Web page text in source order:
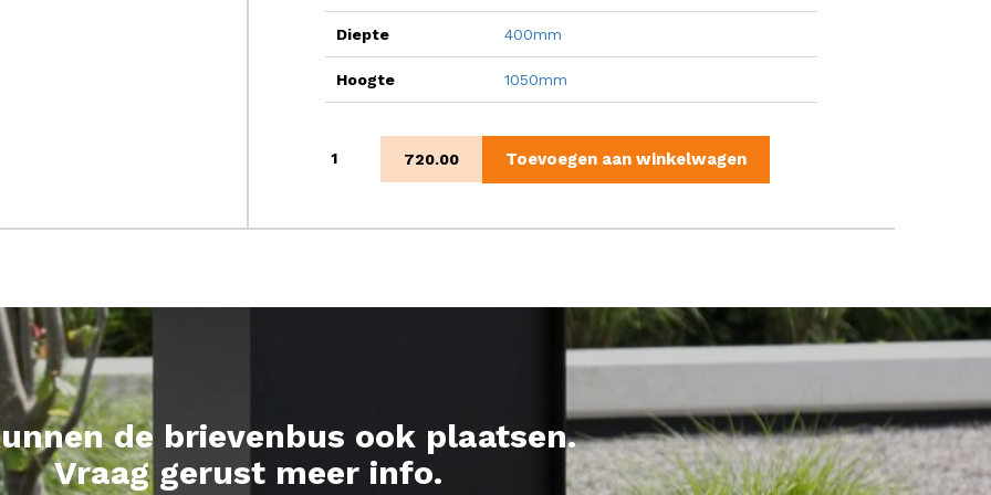
Diepte 400mm
Hoogte 1050mm
woodlook 720.00 Toevoegen aan winkelwagen
de brievenbus ook plaatsen.
Vraag gerust meer info.